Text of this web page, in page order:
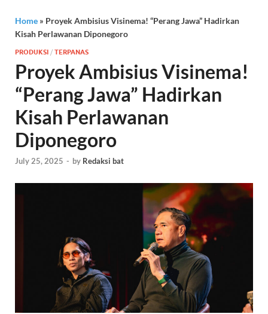
Home » Proyek Ambisius Visinema! “Perang Jawa” Hadirkan
Kisah Perlawanan Diponegoro
PRODUKSI / TERPANAS
Proyek Ambisius Visinema!
“Perang Jawa” Hadirkan
Kisah Perlawanan
Diponegoro
July 25, 2025 - by Redaksi bat